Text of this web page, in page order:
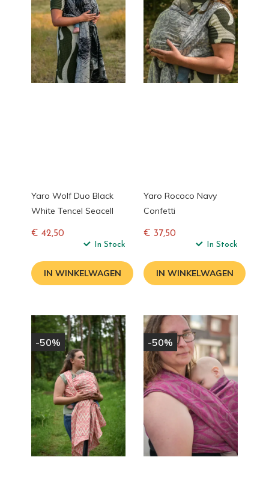
Yaro Wolf Duo Black
White Tencel Seacell
€ 42,50
In Stock
IN WINKELWAGEN
Yaro Rococo Navy
Confetti
€ 37,50
In Stock
IN WINKELWAGEN
-50% -50%